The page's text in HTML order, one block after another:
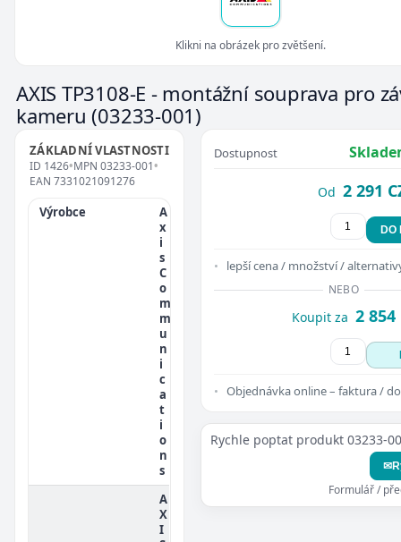
Klikni na obrázek pro zvětšení.
AXIS TP3108-E - montážní souprava pro
kameru(03233-001)
ZÁKLADNÍ VLASTNOSTI
ID 1426•MPN 03233-001•
EAN 7331021091276
Výrobce
A
x
i
s
C
o
m
m
u
n
i
c
a
t
i
o
n
s
A
X
I
Dostupnost
Od 2 291
DO
lepší cena / množství /
NEBO
Koupit za 2 854
Objednávka online – faktura /
Rychle poptat produkt 03233-
✉
Formulář /